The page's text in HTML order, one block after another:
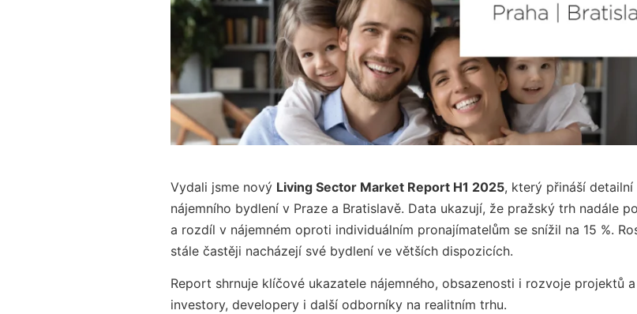
Vydali jsme nový Living Sector Market Report H1 2025, který přináší
nájemního bydlení v Praze a Bratislavě. Data ukazují, že pražský trh nadále
a rozdíl v nájemném oproti individuálním pronajímatelům se snížil na 15 %.
stále častěji nacházejí své bydlení ve větších dispozicích.
Report shrnuje klíčové ukazatele nájemného, obsazenosti i rozvoje projektů
investory, developery i další odborníky na realitním trhu.